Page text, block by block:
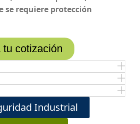
requiere protección
tu cotización
Industrial